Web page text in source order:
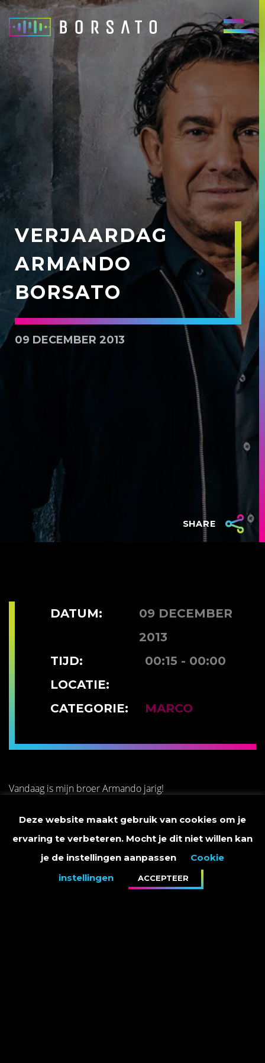
VERJAARDAG
ARMANDO
BORSATO
09 DECEMBER 2013
SHARE
DATUM:
09 DECEMBER
2013
TIJD:
00:15 - 00:00
LOCATIE:
CATEGORIE:
MARCO
Vandaag is mijn broer Armando jarig!
Deze website maakt gebruik van cookies om je
ervaring te verbeteren. Mocht je dit niet willen kan
je de instellingen aanpassen
Cookie
instellingen
ACCEPTEER